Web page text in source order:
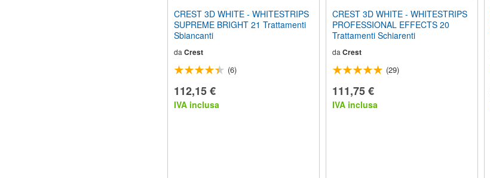
CREST 3D WHITE - WHITESTRIPS
SUPREME BRIGHT 21 Trattamenti
Sbiancanti
da Crest
(6)
112,15 €
IVA inclusa
CREST 3D WHITE - WHITESTRIPS
PROFESSIONAL EFFECTS 20
Trattamenti Schiarenti
da Crest
(29)
111,75 €
IVA inclusa